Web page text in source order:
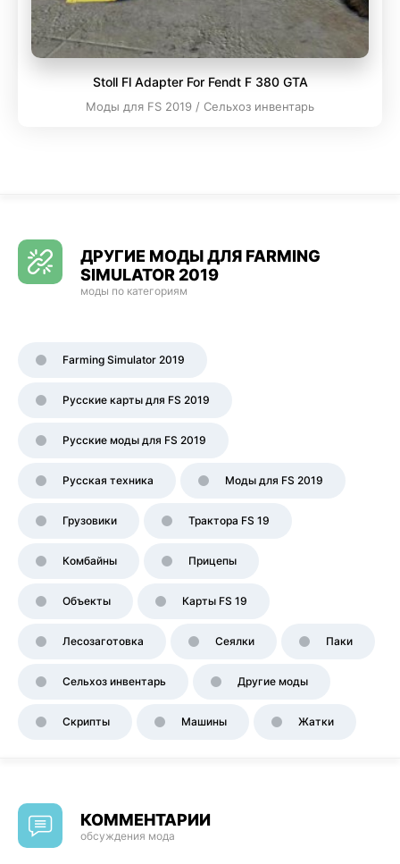
Stoll Fl Adapter For Fendt F 380 GTA
Моды для FS 2019 / Сельхоз инвентарь
ДРУГИЕ МОДЫ ДЛЯ FARMING
SIMULATOR 2019
моды по категориям
Farming Simulator 2019
Русские карты для FS 2019
Русские моды для FS 2019
Русская техника Моды для FS 2019
Грузовики Трактора FS 19
Комбайны Прицепы
Объекты Карты FS 19
Лесозаготовка Сеялки Паки
Сельхоз инвентарь Другие моды
Скрипты Машины Жатки
КОММЕНТАРИИ
обсуждения мода